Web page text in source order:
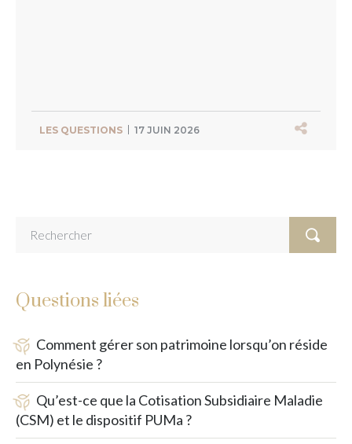
LES QUESTIONS 17 JUIN 2026
Questions liées
Comment gérer son patrimoine lorsqu’on réside
en Polynésie ?
Qu’est-ce que la Cotisation Subsidiaire Maladie
(CSM) et le dispositif PUMa ?